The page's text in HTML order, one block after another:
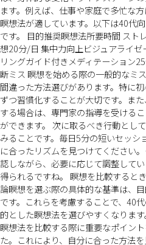
ます。例えば、仕事や家庭で多忙な
瞑想法が適しています。以下は40代
です。 目的推奨瞑想法所要時間 スト
想20分/日 集中力向上ビジュアライ
リングガイド付きメディテーション
断ミス 瞑想を始める際の一般的なミ
間違った方法選びがあります。特に
ずつ習慣化することが大切です。ま
する場合は、専門家の指導を受ける
ができます。 次に取るべき行動とし
みることです。毎日5分の短いセッシ
に合ったリズムを見つけてください
認しながら、必要に応じて調整して
得られるですね。 瞑想を比較すると
論瞑想を選ぶ際の具体的な基準は、
です。これらを考慮することで、40
的とした瞑想法を選びやすくなりま
瞑想法を比較する際に重要なポイン
た。これにより、自分に合った方法